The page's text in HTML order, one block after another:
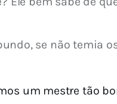
se não temia
um mestre tão